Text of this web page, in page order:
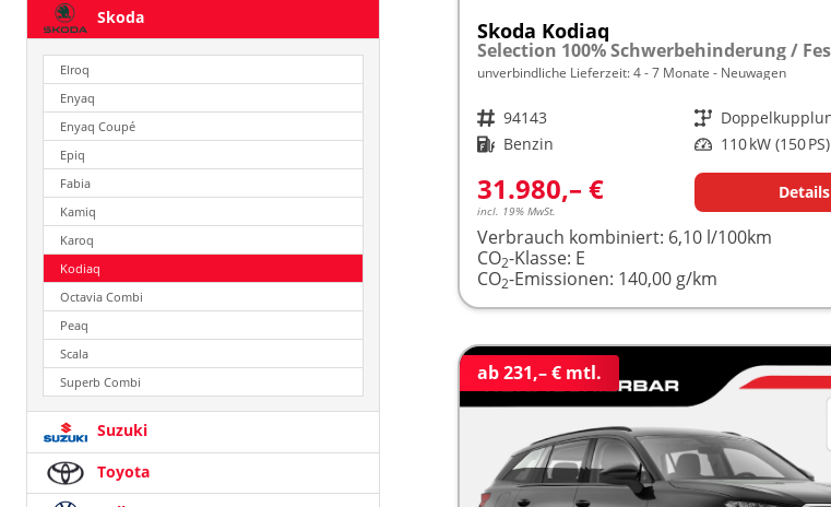
Skoda Kodiaq
unverbindliche Lieferzeit: 4 - 7 Monate Neuwagen
Fahrzeugnr. 94143 Getriebe
Kraftstoff Benzin Leistung 110 kW (150 PS)
31.980,– €
incl. 19% MwSt.
Details
Verbrauch kombiniert: 6,10 l/100km
CO2-Klasse: E
CO2-Emissionen: 140,00 g/km
ab 231,– € mtl.
Skoda
Elroq
Enyaq
Enyaq Coupé
Epiq
Fabia
Kamiq
Karoq
Kodiaq
Octavia Combi
Peaq
Scala
Superb Combi
Suzuki
Toyota